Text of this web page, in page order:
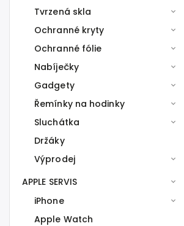
Tvrzená skla
Ochranné kryty
Ochranné fólie
Nabíječky
Gadgety
Řemínky na hodinky
Sluchátka
Držáky
Výprodej
APPLE SERVIS
iPhone
Apple Watch